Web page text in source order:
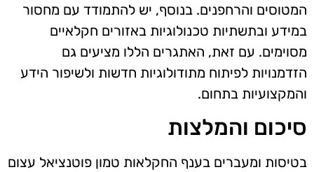
המטוסים והרחפנים. בנוסף, יש להתמודד עם מחסור
במידע ובתשתיות טכנולוגיות באזורים חקלאיים
מסוימים. עם זאת, האתגרים הללו מציעים גם
הזדמנויות לפיתוח מתודולוגיות חדשות ולשיפור הידע
והמקצועיות בתחום.
סיכום והמלצות
בטיסות ומעברים בענף החקלאות טמון פוטנציאל עצום